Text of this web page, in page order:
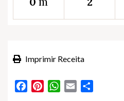
Imprimir Receita
FacebookPinterestWhatsApp
Email